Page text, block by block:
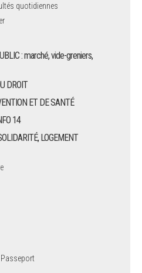
quotidiennes
: marché, vide-greniers,
DROIT
ET DE SANTÉ
14
LOGEMENT